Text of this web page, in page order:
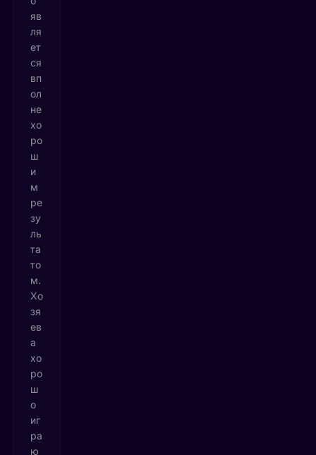
яв
ля
ет
ся
вп
ол
не
хо
ро
ш
и
м
ре
зу
ль
та
то
м.
Хо
зя
ев
а
хо
ро
ш
о
иг
ра
ю